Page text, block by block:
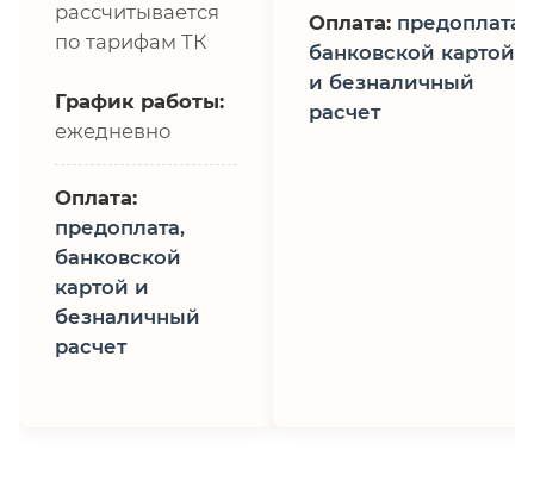
рассчитывается
по тарифам ТК
График работы:
ежедневно
Оплата:
предоплата,
банковской
картой и
безналичный
расчет
Оплата: предоплата,
банковской картой
и безналичный
расчет